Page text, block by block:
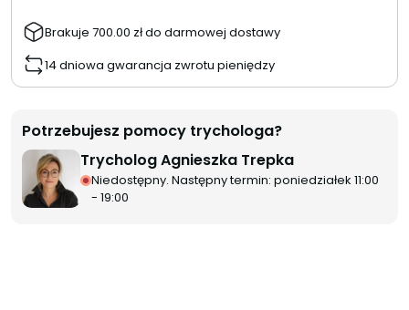
Brakuje 700.00 złdo darmowej dostawy
14 dniowa gwarancja zwrotu pieniędzy
Potrzebujesz pomocy trychologa?
Trycholog Agnieszka Trepka
Niedostępny. Następny termin: poniedziałek 11:00
- 19:00